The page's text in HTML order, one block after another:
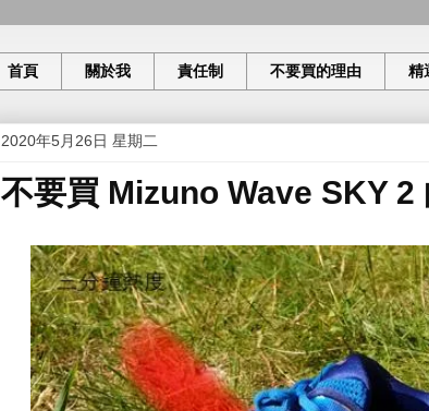
首頁 關於我 責任制 不要買的理由 精
2020年5月26日 星期二
不要買 Mizuno Wave SKY 2